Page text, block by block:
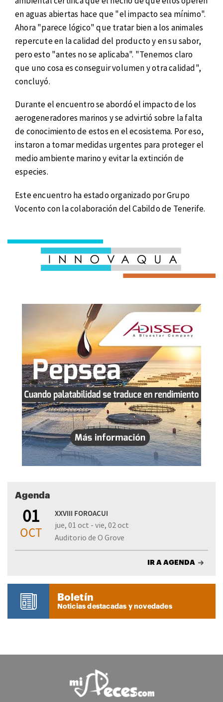
en aguas abiertas hace que "el impacto sea mínimo".
Ahora "parece lógico" que tratar bien a los animales
repercute en la calidad del producto y en su sabor,
pero esto "antes no se aplicaba". "Tenemos claro
que uno cosa es conseguir volumen y otra calidad",
concluyó.
Durante el encuentro se abordó el impacto de los
aerogeneradores marinos y se advirtió sobre la falta
de conocimiento de estos en el ecosistema. Por eso,
instaron a tomar medidas urgentes para proteger el
medio ambiente marino y evitar la extinción de
especies.
Este encuentro ha estado organizado por Grupo
Vocento con la colaboración del Cabildo de Tenerife.
Agenda
01
OCT
XXVIII FOROACUI
jue, 01 oct - vie, 02 oct
Auditorio de O Grove
IR A AGENDA
Boletín
Noticias destacadas y novedades